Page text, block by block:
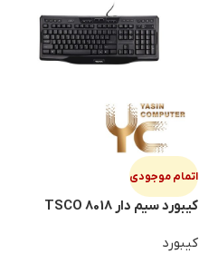
اتمام موجودی
کیبورد سیم دار TSCO 8018
کیبورد